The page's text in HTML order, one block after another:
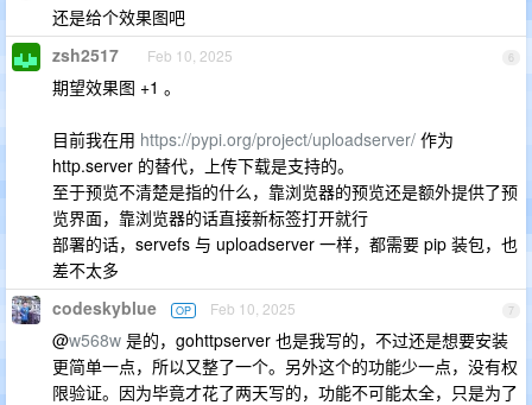
还是给个效果图吧
6
zsh2517 Feb 10, 2025
期望效果图 +1 。
目前我在用 https://pypi.org/project/uploadserver/ 作为
http.server 的替代，上传下载是支持的。
至于预览不清楚是指的什么，靠浏览器的预览还是额外提供了预
览界面，靠浏览器的话直接新标签打开就行
部署的话，servefs 与 uploadserver 一样，都需要 pip 装包，也
差不太多
7
codeskyblue OP Feb 10, 2025
@w568w 是的，gohttpserver 也是我写的，不过还是想要安装
更简单一点，所以又整了一个。另外这个的功能少一点，没有权
限验证。因为毕竟才花了两天写的，功能不可能太全，只是为了